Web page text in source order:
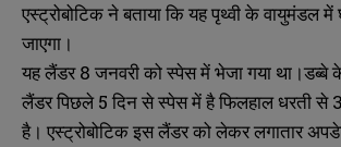
एस्ट्रोबोटिक ने बताया कि यह पृथ्वी के वायुमंडल
जाएगा।
यह लैंडर 8 जनवरी को स्पेस में भेजा गया था।डब्बे
लैंडर पिछले 5 दिन से स्पेस में है फिलहाल धरती से
है। एस्ट्रोबोटिक इस लैंडर को लेकर लगातार